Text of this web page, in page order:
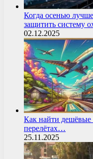
Когда осенью
защитить систему
02.12.2025
Как найти дешёвые
перелётах…
25.11.2025